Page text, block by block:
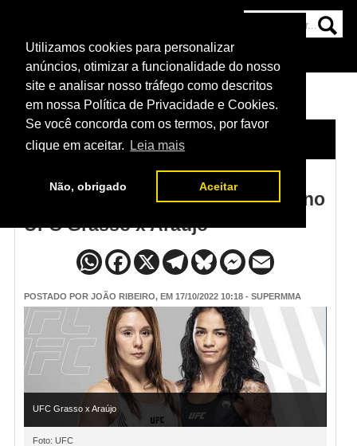
Utilizamos cookies para personalizar
anúncios, otimizar a funcionalidade do nosso
site e analisar nosso tráfego como descritos
em nossa Política de Privacidade e Cookies.
Se você concorda com os termos, por favor
clique em aceitar.
Leia mais
Não, obrigado Aceitar
NOTÍCIAS
HOME NOTÍCIAS
Pontuação dos árbitros laterais no
UFC Grasso x Araújo
POSTADO POR JOÃO RIBEIRO, EM 17/10/2022 10:18 - SUPERMMA
UFC Grasso x Araújo
Foto: UFC